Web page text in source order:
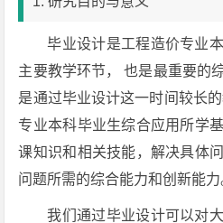
毕业设计是工程造价专业
主要教学环节， 也是最重要的
是通过毕业设计这一时间较长
专业本科毕业生综合应用所学
课知识和相关技能，解决具体
问题所需的综合能力和创新能力
我们通过毕业设计可以对